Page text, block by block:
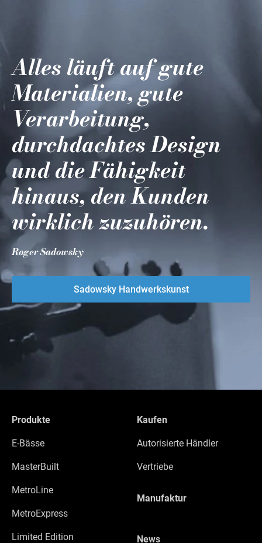
Alles läuft auf gute
Materialien, gute
Verarbeitung,
durchdachtes Design
und die Fähigkeit
hinaus, den Kunden
wirklich zuzuhören.
Roger Sadowsky
Sadowsky Handwerkskunst
Produkte
E-Bässe
MasterBuilt
MetroLine
MetroExpress
Limited Edition
Kaufen
Autorisierte Händler
Vertriebe
Manufaktur
News